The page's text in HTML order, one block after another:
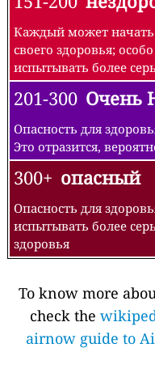
Каждый может начать
своего здоровья;
испытывать более
201-300 Очень
Опасность для
Это отразится,
300+ опасный
Опасность для
испытывать более
здоровья
To know more
check the
airnow guide to